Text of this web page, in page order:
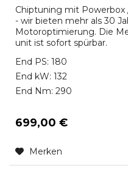
Chiptuning mit Powerbox
- wir bieten mehr als 30
Motoroptimierung. Die
unit ist sofort spürbar.
End PS: 180
End kW: 132
End Nm: 290
699,00 €
Merken